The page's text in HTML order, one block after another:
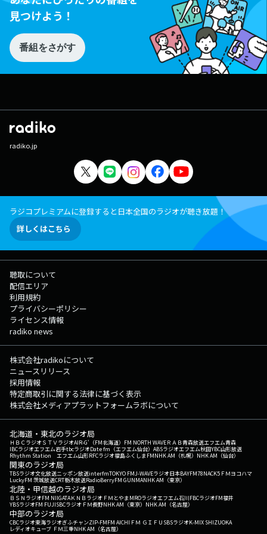
見つけよう！
番組をさがす
radiko.jp
ラジコプレミアムに登録すると日本全国のラジオが聴き放題！
詳しくはこちら
聴取について
配信エリア
利用規約
プライバシーポリシー
ライセンス情報
radiko news
株式会社radikoについて
ニュースリリース
採用情報
特定商取引に関する法律に基づく表示
株式会社メディアプラットフォームラボについて
北海道・東北のラジオ局
ＨＢＣラジオＳＴＶラジオAIR-G'（FM北海道） FM NORTH WAVEＲＡＢ青森放送エフエム青森
IBCラジオエフエム岩手tbcラジオDate fm（エフエム仙台） ABSラジオエフエム秋田YBC山形放送
Rhythm Station エフエム山形RFCラジオ福島ふくしまFMNHK AM（札幌） NHK AM（仙台）
関東のラジオ局
TBSラジオ文化放送ニッポン放送interfmTOKYO FMJ-WAVEラジオ日本BAYFM78NACK5 ＦＭヨコハマ
LuckyFM 茨城放送CRT栃木放送RadioBerryFM GUNMANHK AM（東京）
北陸・甲信越のラジオ局
ＢＳＮラジオFM NIIGATAＫＮＢラジオ ＦＭとやまMROラジオエフエム石川FBCラジオFM福井
YBSラジオFM FUJISBCラジオ ＦＭ長野NHK AM（東京） NHK AM（名古屋）
中部のラジオ局
CBCラジオ東海ラジオぎふチャンZIP-FMFM AICHI ＦＭ ＧＩＦＵ SBSラジオK-MIX SHIZUOKA
レディオキューブ ＦＭ三重NHK AM（名古屋）